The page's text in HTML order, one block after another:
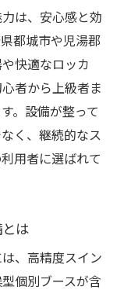
は、安心感と効
都城市や児湯郡
快適なロッカ
者から上級者ま
。設備が整って
く、継続的なス
用者に選ばれて
は
、高精度スイン
個別ブースが含